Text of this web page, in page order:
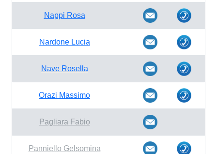
Nappi Rosa
Nardone Lucia
Nave Rosella
Orazi Massimo
Pagliara Fabio
Panniello Gelsomina